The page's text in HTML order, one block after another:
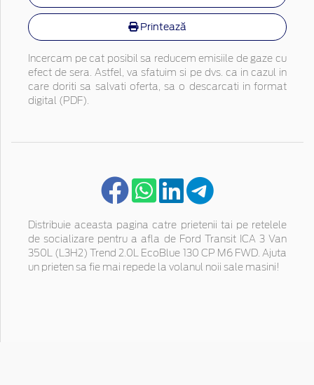
Printează
Incercam pe cat posibil sa reducem emisiile de gaze cu
efect de sera. Astfel, va sfatuim si pe dvs. ca in cazul in
care doriti sa salvati oferta, sa o descarcati in format
digital (PDF).
Distribuie aceasta pagina catre prietenii tai pe retelele
de socializare pentru a afla de Ford Transit ICA 3 Van
350L (L3H2) Trend 2.0L EcoBlue 130 CP M6 FWD. Ajuta
un prieten sa fie mai repede la volanul noii sale masini!